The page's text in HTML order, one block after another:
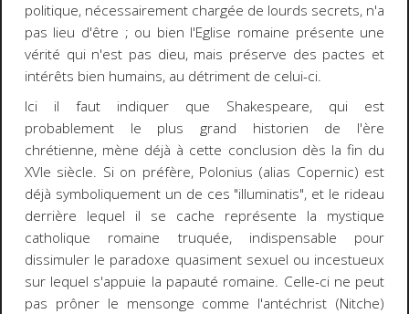
politique, nécessairement chargée de lourds secrets, n'a
pas lieu d'être ; ou bien l'Eglise romaine présente une
vérité qui n'est pas dieu, mais préserve des pactes et
intérêts bien humains, au détriment de celui-ci.
Ici il faut indiquer que Shakespeare, qui est
probablement le plus grand historien de l'ère
chrétienne, mène déjà à cette conclusion dès la fin du
XVIe siècle. Si on préfère, Polonius (alias Copernic) est
déjà symboliquement un de ces "illuminatis", et le rideau
derrière lequel il se cache représente la mystique
catholique romaine truquée, indispensable pour
dissimuler le paradoxe quasiment sexuel ou incestueux
sur lequel s'appuie la papauté romaine. Celle-ci ne peut
pas prôner le mensonge comme l'antéchrist (Nitche)